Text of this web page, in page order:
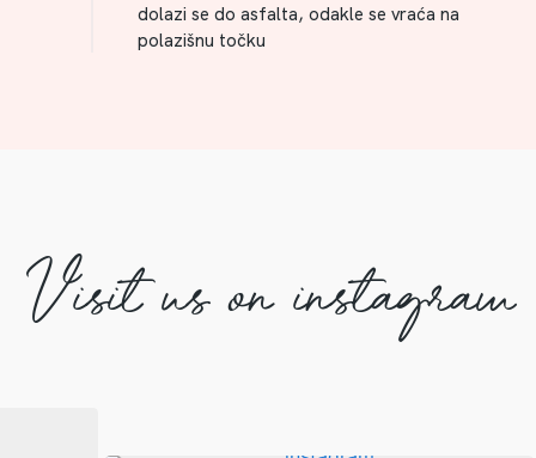
dolazi se do asfalta, odakle se vraća na
polazišnu točku
Visit us on instagram